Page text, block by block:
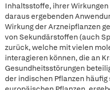
Inhaltsstoffe, ihrer
daraus ergebenden
Wirkung der Arzneipflanzen
von Sekundärstoffen (auch
zurück, welche mit vielen
interagieren können, die an
Gesundheitsstörungen
der indischen Pflanzen